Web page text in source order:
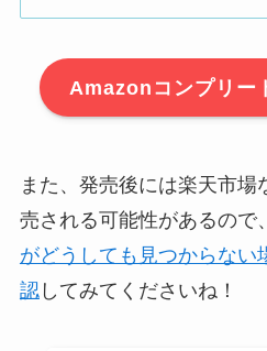
Amazonコンプリー
また、発売後には楽天市場
売される可能性があるので、
がどうしても見つからない
認してみてくださいね！